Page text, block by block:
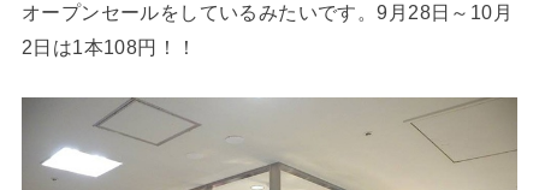
オープンセールをしているみたいです。9月28日～10月
2日は1本108円！！